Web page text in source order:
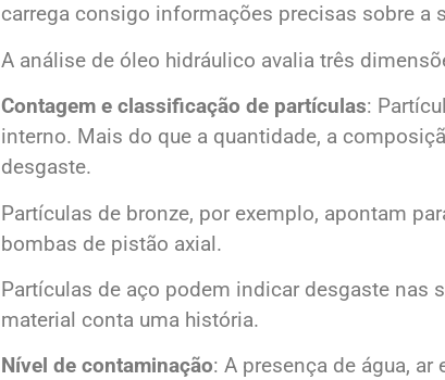
carrega consigo informações precisas sobre a
A análise de óleo hidráulico avalia três
Contagem e classificação de partículas:
interno. Mais do que a quantidade, a
desgaste.
Partículas de bronze, por exemplo, apontam
bombas de pistão axial.
Partículas de aço podem indicar desgaste nas
material conta uma história.
Nível de contaminação: A presença de água,